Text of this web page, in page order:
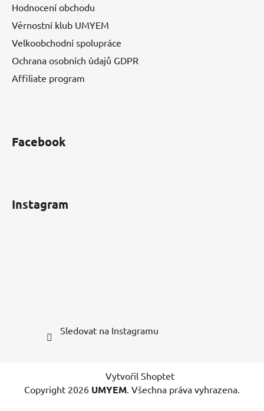
Hodnocení obchodu
Věrnostní klub UMYEM
Velkoobchodní spolupráce
Ochrana osobních údajů GDPR
Affiliate program
Facebook
Instagram
Sledovat na Instagramu
Vytvořil Shoptet
Copyright 2026 UMYEM . Všechna práva vyhrazena.